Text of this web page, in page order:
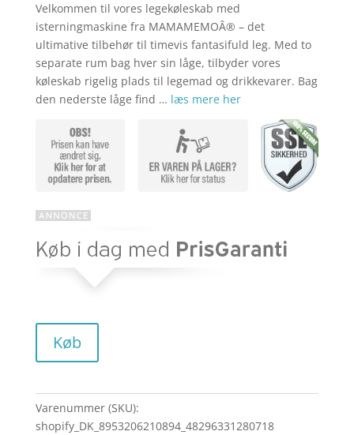
pris
var:
kr.
aktuelle
pris
er:
kr.
Velkommen til vores legekøleskab med
isterningmaskine fra MAMAMEMOÂ® – det
ultimative tilbehør til timevis fantasifuld leg. Med to
separate rum bag hver sin låge, tilbyder vores
køleskab rigelig plads til legemad og drikkevarer. Bag
den nederste låge find … læs mere her
Køb
Varenummer (SKU):
shopify_DK_8953206210894_48296331280718